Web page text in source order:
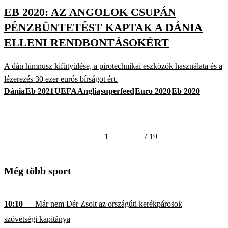
EB 2020: AZ ANGOLOK CSUPÁN
PÉNZBÜNTETÉST KAPTAK A DÁNIA
ELLENI RENDBONTÁSOKÉRT
A dán himnusz kifütyülése, a pirotechnikai eszközök használata és a
lézerezés 30 ezer eurós bírságot ért.
DániaEb 2021UEFAAngliasuperfeedEuro 2020Eb 2020
1 / 19
Még több sport
10:10 — Már nem Dér Zsolt az országúti kerékpárosok
szövetségi kapitánya